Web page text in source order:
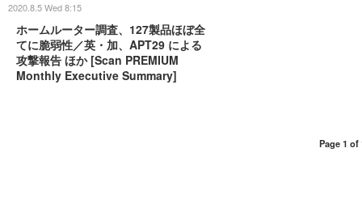
2020.8.5 Wed 8:15
ホームルーター調査、127製品ほぼ全
てに脆弱性／英・加、APT29 による
攻撃報告 ほか [Scan PREMIUM
Monthly Executive Summary]
Page 1 of